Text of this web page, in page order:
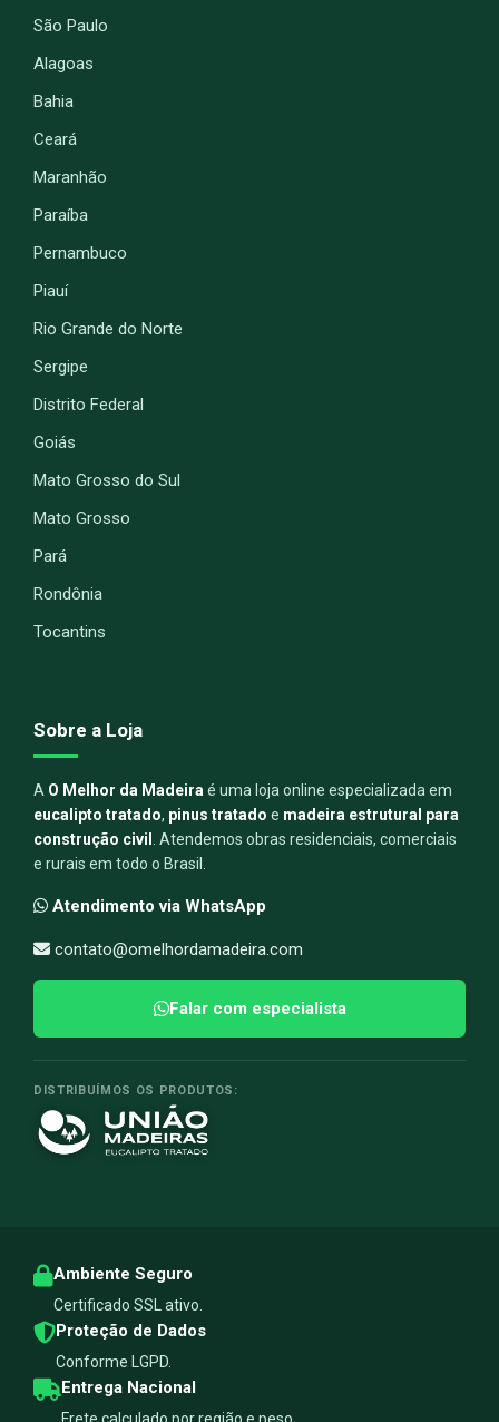
São Paulo
Alagoas
Bahia
Ceará
Maranhão
Paraíba
Pernambuco
Piauí
Rio Grande do Norte
Sergipe
Distrito Federal
Goiás
Mato Grosso do Sul
Mato Grosso
Pará
Rondônia
Tocantins
Sobre a Loja
A O Melhor da Madeira é uma loja online especializada em
eucalipto tratado, pinus tratado e madeira estrutural para
construção civil . Atendemos obras residenciais, comerciais
e rurais em todo o Brasil.
Atendimento via WhatsApp
contato@omelhordamadeira.com
Falar com especialista
DISTRIBUÍMOS OS PRODUTOS:
Ambiente Seguro
Certificado SSL ativo.
Proteção de Dados
Conforme LGPD.
Entrega Nacional